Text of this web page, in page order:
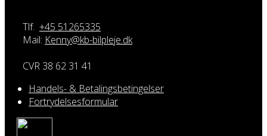
Tlf. +45 51265335
Mail: Kenny@kb-bilpleje.dk
CVR 38 62 31 41
Handels- & Betalingsbetingelser
Fortrydelsesformular